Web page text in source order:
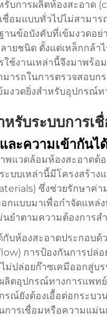
รับการผลิตห้องสะอาด
อมแบบทั่วไปไม่สามา
นข้อบังคับที่เข้มงวดอ
ยชนิด ตั้งแต่เหล็กกล้า
ช้งานเหล่านี้จึงมาพร้
ารถในการตรวจสอบก
งวดยิ่งสำหรับอุปกรณ์
รับระบบการเ
ละความเข้ากันไ
พแวดล้อมห้องสะอาดต้
ะบบเหล่านี้มีโครงสร้า
ซึ่งช่วยรักษาค่า
กแบบมาเพื่อกำจัดแหล่
ยำตามความต้องการ
บห้องสะอาดประกอบ
การป้องกันการปล่
ม่ปล่อยก๊าซเคมีออกสู่บ
ผลิตอุปกรณ์ทางการแพ
ณ์ยังต้องเอื้อต่อกระบว
ารเชื่อมหรือความแม่